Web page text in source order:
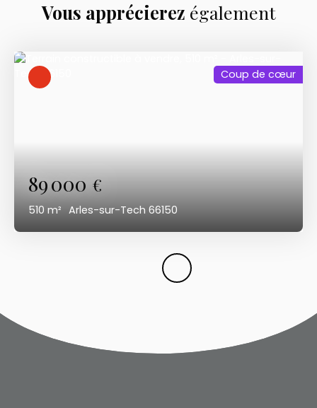
Vous apprécierez également
89 000€
510 m² Arles-sur-Tech 66150
Coup de cœur